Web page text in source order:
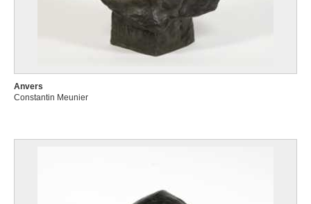
Anvers
Constantin Meunier